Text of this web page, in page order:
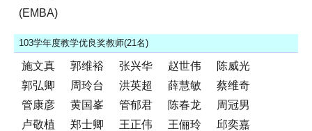
(EMBA)
103学年度教学优良奖教师(21名)
施文真 郭维裕 张兴华 赵世伟
陈威光
郭弘卿
周玲台 洪英超 薛慧敏
蔡维奇
管康彦
黄国峯 管郁君 陈春龙
周冠男
卢敬植
郑士卿 王正伟 王俪玲
邱奕嘉